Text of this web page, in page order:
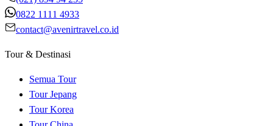
0822 1111 4933
contact@avenirtravel.co.id
Tour & Destinasi
Semua Tour
Tour Jepang
Tour Korea